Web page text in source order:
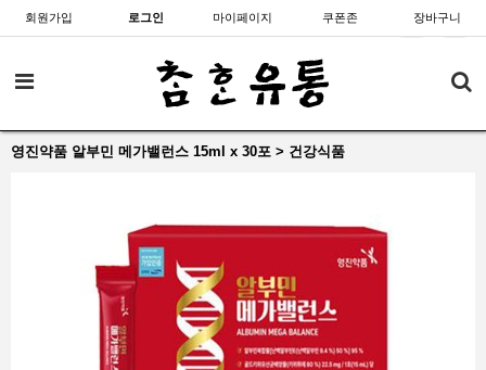
회원가입 로그인 마이페이지 쿠폰존 장바구니
영진약품 알부민 메가밸런스 15ml x 30포 > 건강식품